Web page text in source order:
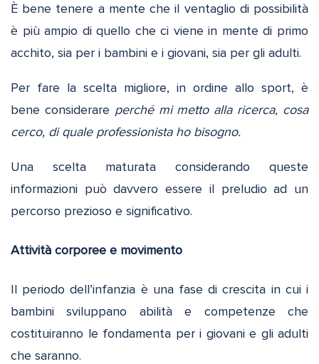
È bene tenere a mente che il ventaglio di possibilità
è più ampio di quello che ci viene in mente di primo
acchito, sia per i bambini e i giovani, sia per gli adulti.
Per fare la scelta migliore, in ordine allo sport, è
bene considerare perché mi metto alla ricerca, cosa
cerco, di quale professionista ho bisogno.
Una scelta maturata considerando queste
informazioni può davvero essere il preludio ad un
percorso prezioso e significativo.
Attività corporee e movimento
Il periodo dell’infanzia è una fase di crescita in cui i
bambini sviluppano abilità e competenze che
costituiranno le fondamenta per i giovani e gli adulti
che saranno.